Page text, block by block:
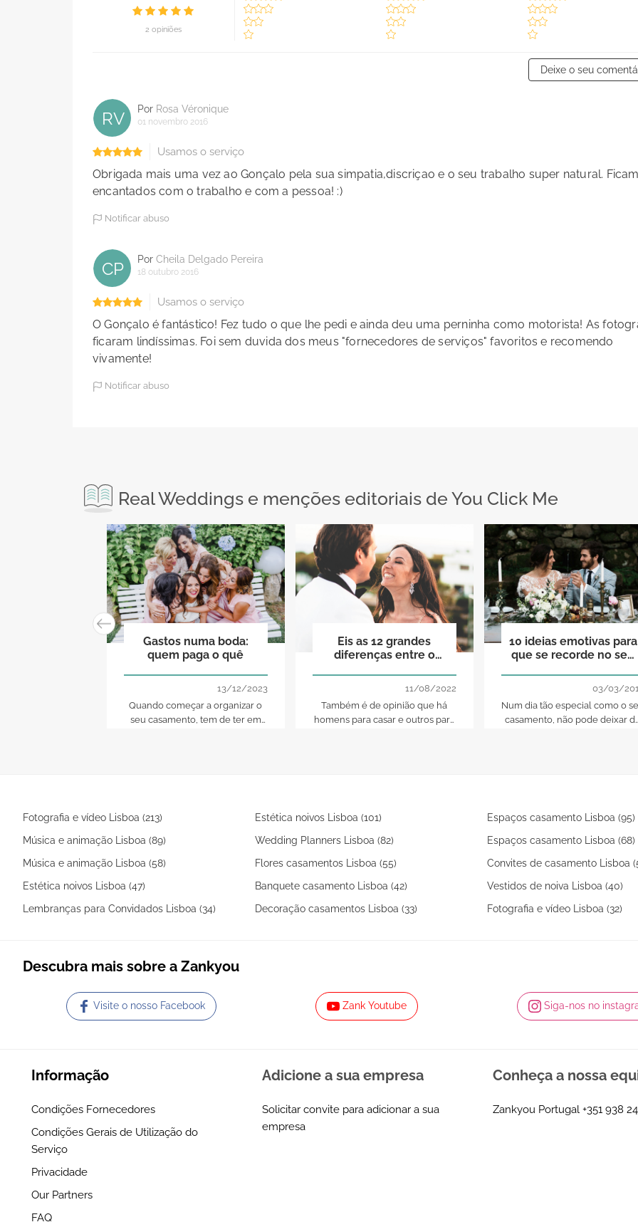
2 opiniões
Deixe o seu
RV Por Rosa Véronique
01 novembro 2016
Usamos o serviço
Obrigada mais uma vez ao Gonçalo pela sua simpatia,discriçao e o seu trabalho super natural.
encantados com o trabalho e com a pessoa! :)
Notificar abuso
CP Por Cheila Delgado Pereira
18 outubro 2016
Usamos o serviço
O Gonçalo é fantástico! Fez tudo o que lhe pedi e ainda deu uma perninha como motorista! As
ficaram lindíssimas. Foi sem duvida dos meus "fornecedores de serviços" favoritos e recomendo
vivamente!
Notificar abuso
Real Weddings e menções editoriais de You Click Me
Gastos numa boda:
quem paga o quê
13/12/2023
Quando começar a organizar o
seu casamento, tem de ter em
Eis as 12 grandes
diferenças entre o
futuro marido!11/08/2022
Também é de opinião que há
homens para casar e outros para
10 ideias emotivas para
que se recorde no seu
cá não estão03/03/
Num dia tão especial como o
casamento, não pode deixar
Fotografia e vídeo Lisboa (213) Estética noivos Lisboa (101)
Espaços casamento Lisboa (95)
Música e animação Lisboa (89)
Wedding Planners Lisboa (82)
Espaços casamento Lisboa (68)
Música e animação Lisboa (58)
Flores casamentos Lisboa (55)
Convites de casamento Lisboa
Estética noivos Lisboa (47)
Banquete casamento Lisboa (42)
Vestidos de noiva Lisboa (40)
Lembranças para Convidados Lisboa (34)
Decoração casamentos Lisboa (33) Fotografia e vídeo Lisboa (32)
Descubra mais sobre a Zankyou
Visite o nosso Facebook Zank Youtube Siga-nos no
Informação
Condições Fornecedores
Condições Gerais de Utilização do
Serviço
Privacidade
Our Partners
FAQ
Adicione a sua empresa
Solicitar convite para adicionar a sua
empresa
Conheça a nossa
Zankyou Portugal +351 938